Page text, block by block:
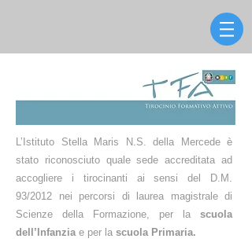
L’Istituto Stella Maris N.S. della Mercede è
stato riconosciuto quale sede accreditata ad
accogliere i tirocinanti ai sensi del D.M.
93/2012 nei percorsi di laurea magistrale di
Scienze della Formazione, per la scuola
dell’Infanziae per la scuola Primaria.